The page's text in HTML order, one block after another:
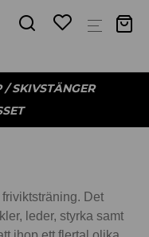
/SKIVSTÄNGER
Det
leder, styrka samt